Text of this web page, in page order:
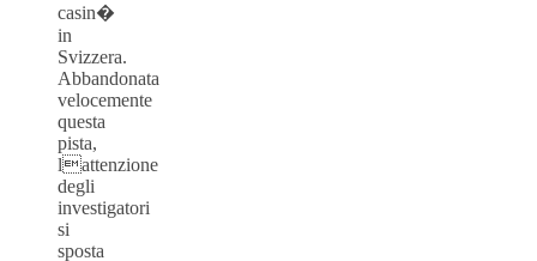
casin�
in
Svizzera.
Abbandonata
velocemente
questa
pista,
lattenzione
degli
investigatori
si
sposta